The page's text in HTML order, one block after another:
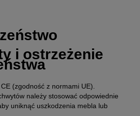
i ostrzeżenie
(zgodność z normami UE).
należy stosować odpowiednie
uniknąć uszkodzenia mebla lub